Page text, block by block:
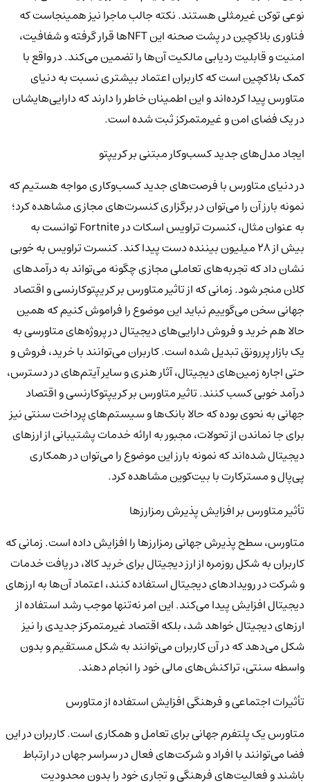
نوعی توکن غیرمثلی هستند. نکته جالب ماجرا نیز همینجاست که
فناوری بلاکچین در پشت صحنه این NFTها قرار گرفته و شفافیت،
امنیت و قابلیت ردیابی مالکیت آن‌ها را تضمین می‌کند. در واقع با
کمک بلاکچین است که کاربران اعتماد بیشتری نسبت به دنیای
متاورس پیدا کرده‌اند و این اطمینان خاطر را دارند که دارایی‌هایشان
در یک فضای امن و غیرمتمرکز ثبت شده است.
ایجاد مدل‌های جدید کسب‌وکار مبتنی بر کریپتو
در دنیای متاورس با فرصت‌های جدید کسب‌وکاری مواجه هستیم که
نمونه بارز آن را می‌توان در برگزاری کنسرت‌های مجازی مشاهده کرد؛
به عنوان مثال، کنسرت تراویس اسکات در Fortnite توانست به
بیش از 28 میلیون بیننده دست پیدا کند. کنسرت تراویس به خوبی
نشان داد که تجربه‌های تعاملی مجازی چگونه می‌تواند به درآمدهای
کلان منجر شود. زمانی که از تاثیر متاورس بر کریپتوکارنسی و اقتصاد
جهانی سخن می‌گوییم نباید این موضوع را فراموش کنیم که همین
حالا هم خرید و فروش دارایی‌های دیجیتال در پروژه‌های متاورسی به
یک بازار پررونق تبدیل شده است. کاربران می‌توانند با خرید، فروش و
حتی اجاره زمین‌های دیجیتال، آثار هنری و سایر آیتم‌های در دسترس،
درآمد خوبی کسب کنند. تاثیر متاورس بر کریپتوکارنسی و اقتصاد
جهانی به نحوی بوده که حالا بانک‌ها و سیستم‌های پرداخت سنتی نیز
برای جا نماندن از تحولات، مجبور به ارائه خدمات پشتیبانی از ارزهای
دیجیتال شده‌اند که نمونه بارز این موضوع را می‌توان در همکاری
پی‌پال و مسترکارت با بیت‌کوین مشاهده کرد.
تأثیر متاورس بر افزایش پذیرش رمزارزها
متاورس، سطح پذیرش جهانی رمزارزها را افزایش داده است. زمانی که
کاربران به شکل روزمره از ارز دیجیتال برای خرید کالا، دریافت خدمات
و شرکت در رویدادهای دیجیتال استفاده کنند، اعتماد آن‌ها به ارزهای
دیجیتال افزایش پیدا می‌کند. این امر نه‌تنها موجب رشد استفاده از
ارزهای دیجیتال خواهد شد، بلکه اقتصاد غیرمتمرکز جدیدی را نیز
شکل می‌دهد که در آن کاربران می‌توانند به شکل مستقیم و بدون
واسطه سنتی، تراکنش‌های مالی خود را انجام دهند.
تأثیرات اجتماعی و فرهنگی افزایش استفاده از متاورس
متاورس یک پلتفرم جهانی برای تعامل و همکاری است. کاربران در این
فضا می‌توانند با افراد و شرکت‌های فعال در سراسر جهان در ارتباط
باشند و فعالیت‌های فرهنگی و تجاری خود را بدون محدودیت